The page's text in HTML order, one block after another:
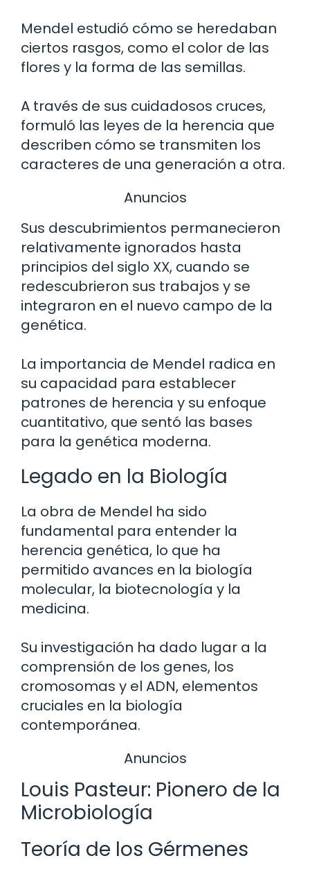
Mendel estudió cómo se heredaban
ciertos rasgos, como el color de las
flores y la forma de las semillas.
A través de sus cuidadosos cruces,
formuló las leyes de la herencia que
describen cómo se transmiten los
caracteres de una generación a otra.
Anuncios
Sus descubrimientos permanecieron
relativamente ignorados hasta
principios del siglo XX, cuando se
redescubrieron sus trabajos y se
integraron en el nuevo campo de la
genética.
La importancia de Mendel radica en
su capacidad para establecer
patrones de herencia y su enfoque
cuantitativo, que sentó las bases
para la genética moderna.
Legado en la Biología
La obra de Mendel ha sido
fundamental para entender la
herencia genética, lo que ha
permitido avances en la biología
molecular, la biotecnología y la
medicina.
Su investigación ha dado lugar a la
comprensión de los genes, los
cromosomas y el ADN, elementos
cruciales en la biología
contemporánea.
Anuncios
Louis Pasteur: Pionero de la
Microbiología
Teoría de los Gérmenes